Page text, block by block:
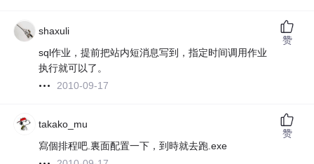
shaxuli
sql作业，提前把站内短消息写到，指定时间调用作业
执行就可以了。
2010-09-17
赞
takako_mu
寫個排程吧.裏面配置一下，到時就去跑.exe
赞